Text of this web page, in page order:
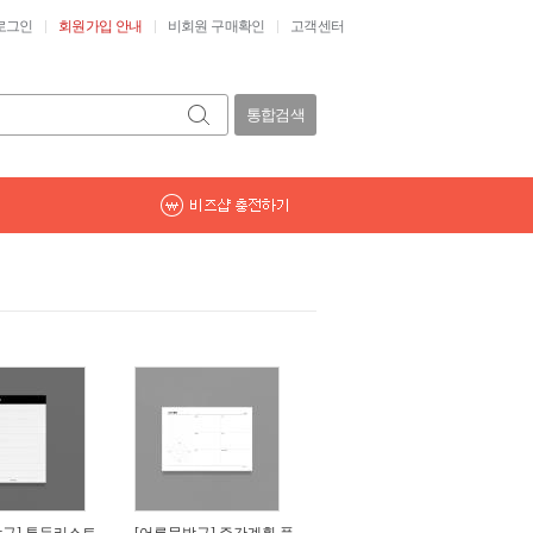
그인 회원가입 안내 비회원 구매확인 고객센터
통합검색